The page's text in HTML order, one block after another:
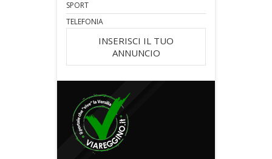
SPORT
TELEFONIA
INSERISCI IL TUO
ANNUNCIO